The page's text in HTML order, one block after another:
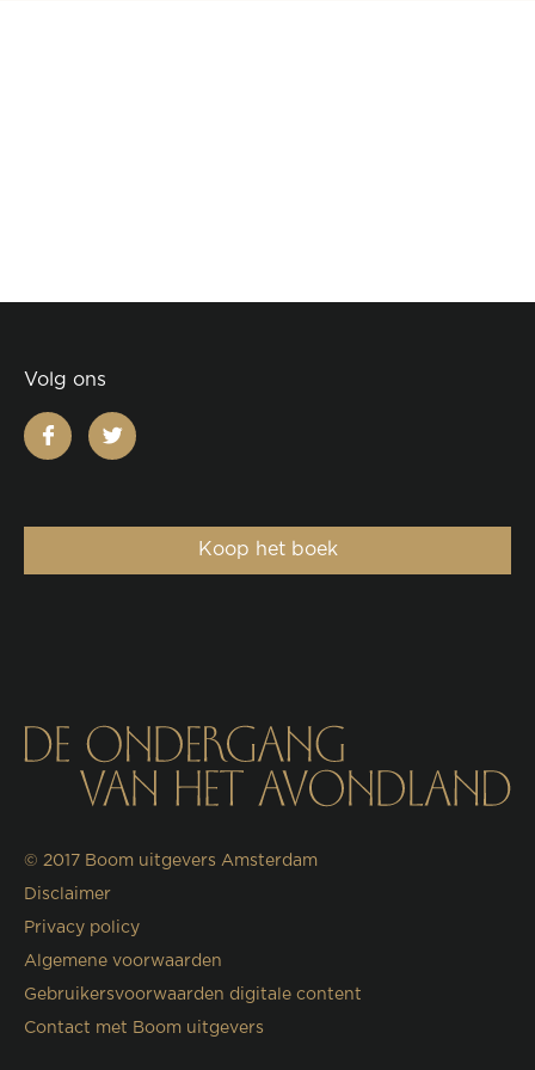
Volg ons
facebooktwitter
Koop het boek
© 2017 Boom uitgevers Amsterdam
Disclaimer
Privacy policy
Algemene voorwaarden
Gebruikersvoorwaarden digitale content
Contact met Boom uitgevers